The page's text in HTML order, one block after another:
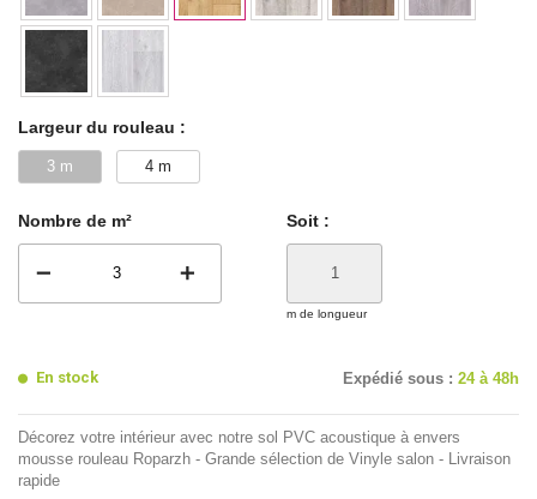
Largeur du rouleau :
3 m 4 m
Nombre de m²
remove add
Soit :
m de longueur
En stock Expédié sous : 24 à 48h
Décorez votre intérieur avec notre sol PVC acoustique à envers
mousse rouleau Roparzh - Grande sélection de Vinyle salon - Livraison
rapide